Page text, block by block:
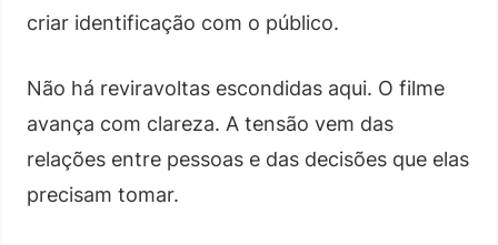
criar identificação com o público.
Não há reviravoltas escondidas aqui. O filme
avança com clareza. A tensão vem das
relações entre pessoas e das decisões que elas
precisam tomar.